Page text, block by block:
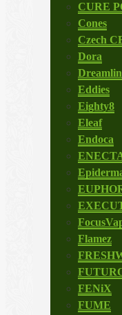
CURE
Cones
Czech
Dora
Eddies
Eighty8
Eleaf
Endoca
Flamez
FENiX
FUME